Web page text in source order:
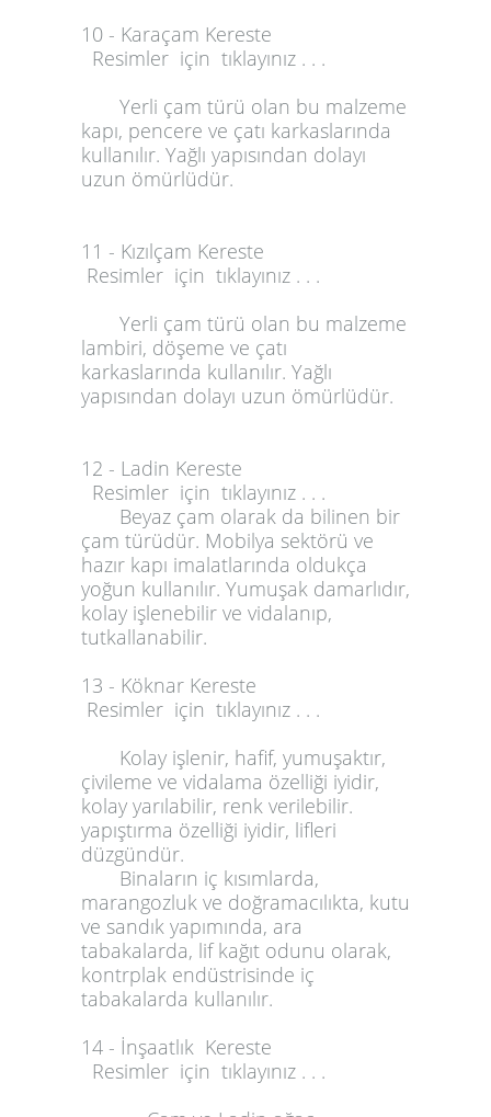
10 - Karaçam Kereste
Resimler için tıklayınız . . .
Yerli çam türü olan bu malzeme
kapı, pencere ve çatı karkaslarında
kullanılır. Yağlı yapısından dolayı
uzun ömürlüdür.
11 - Kızılçam Kereste
Resimler için tıklayınız . . .
Yerli çam türü olan bu malzeme
lambiri, döşeme ve çatı
karkaslarında kullanılır. Yağlı
yapısından dolayı uzun ömürlüdür.
12 - Ladin Kereste
Resimler için tıklayınız . . .
Beyaz çam olarak da bilinen bir
çam türüdür. Mobilya sektörü ve
hazır kapı imalatlarında oldukça
yoğun kullanılır. Yumuşak damarlıdır,
kolay işlenebilir ve vidalanıp,
tutkallanabilir.
13 - Köknar Kereste
Resimler için tıklayınız . . .
Kolay işlenir, hafif, yumuşaktır,
çivileme ve vidalama özelliği iyidir,
kolay yarılabilir, renk verilebilir.
yapıştırma özelliği iyidir, lifleri
düzgündür.
Binaların iç kısımlarda,
marangozluk ve doğramacılıkta, kutu
ve sandık yapımında, ara
tabakalarda, lif kağıt odunu olarak,
kontrplak endüstrisinde iç
tabakalarda kullanılır.
14 - İnşaatlık Kereste
Resimler için tıklayınız . . .